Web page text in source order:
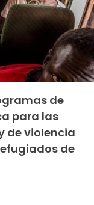
de
para las
de violencia
de